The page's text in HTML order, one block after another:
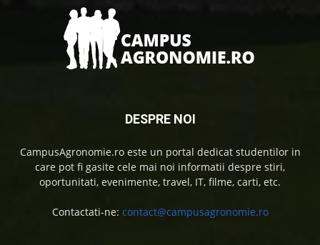
DESPRE NOI
CampusAgronomie.ro este un portal dedicat studentilor in
care pot fi gasite cele mai noi informatii despre stiri,
oportunitati, evenimente, travel, IT, filme, carti, etc.
Contactati-ne: contact@campusagronomie.ro